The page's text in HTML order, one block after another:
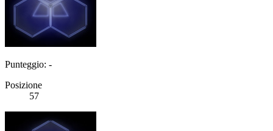
Punteggio: -
Posizione
57